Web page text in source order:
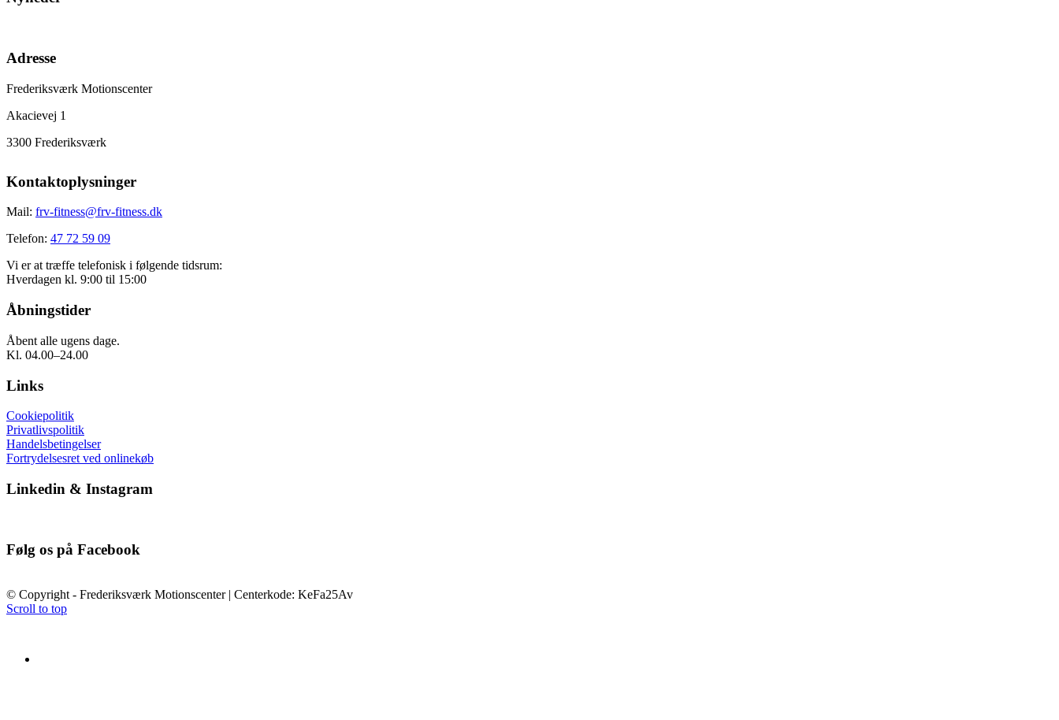
Adresse
Frederiksværk Motionscenter
Akacievej 1
3300 Frederiksværk
Kontaktoplysninger
Mail: frv-fitness@frv-fitness.dk
Telefon: 47 72 59 09
Vi er at træffe telefonisk i følgende tidsrum:
Hverdagen kl. 9:00 til 15:00
Åbningstider
Åbent alle ugens dage.
Kl. 04.00–24.00
Links
Cookiepolitik
Privatlivspolitik
Handelsbetingelser
Fortrydelsesret ved onlinekøb
Linkedin & Instagram
Følg os på Facebook
© Copyright - Frederiksværk Motionscenter | Centerkode: KeFa25Av
Scroll to top